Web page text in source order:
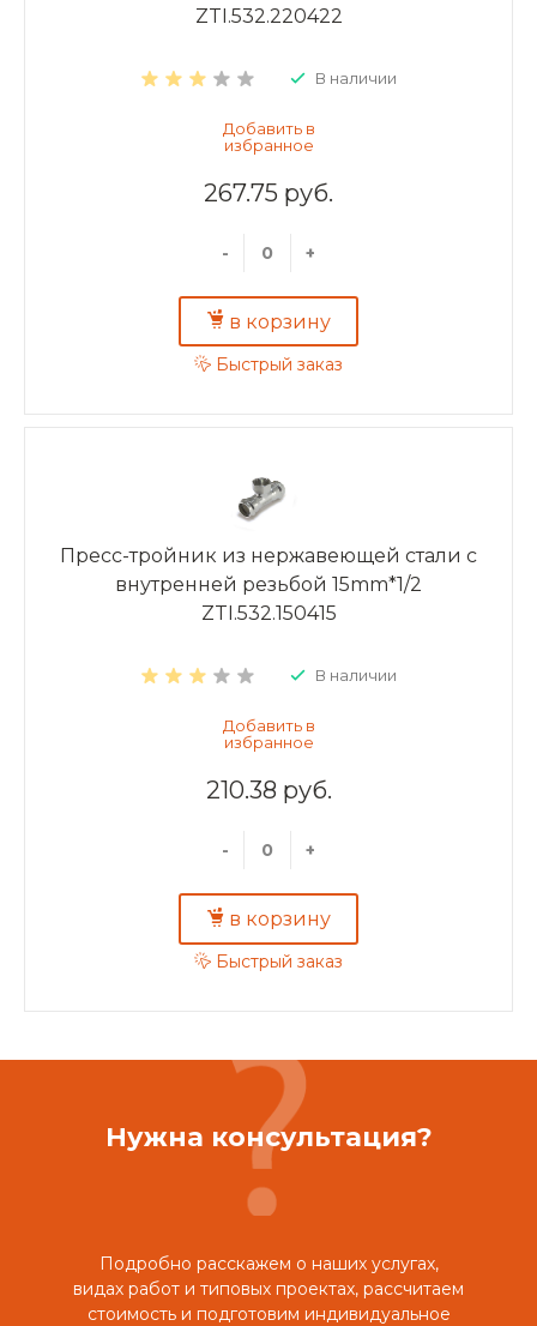
ZTI.532.220422
В наличии
267.75 руб.
- +
в корзину
Быстрый заказ
Пресс-тройник из нержавеющей стали с
внутренней резьбой 15mm*1/2
ZTI.532.150415
В наличии
210.38 руб.
- +
в корзину
Быстрый заказ
Нужна консультация?
Подробно расскажем о наших услугах,
видах работ и типовых проектах, рассчитаем
стоимость и подготовим индивидуальное